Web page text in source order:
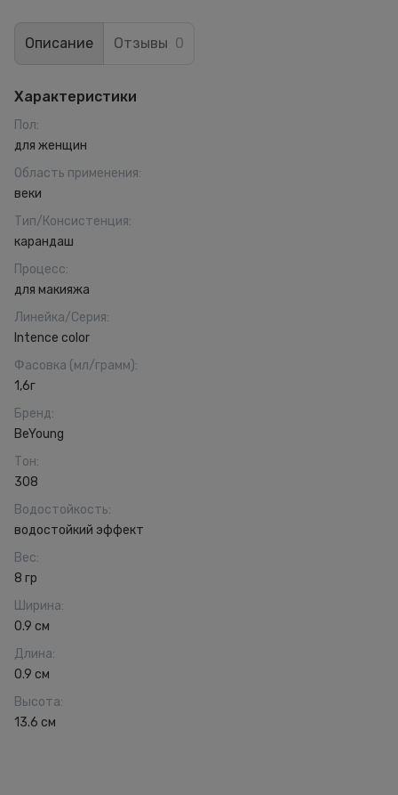
Описание Отзывы 0
Характеристики
Пол:
для женщин
Область применения:
веки
Тип/Консистенция:
карандаш
Процесс:
для макияжа
Линейка/Серия:
Intence color
Фасовка (мл/грамм):
1,6г
Бренд:
BeYoung
Тон:
308
Водостойкость:
водостойкий эффект
Вес:
8 гр
Ширина:
0.9 см
Длина:
0.9 см
Высота:
13.6 см